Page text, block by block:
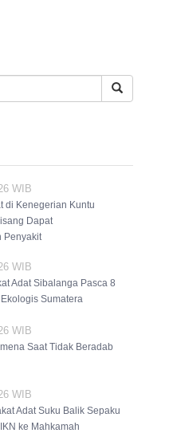
WIB
di Kenegerian Kuntu
Dapat
Penyakit
WIB
Adat Sibalanga Pasca 8
Sumatera
WIB
Saat Tidak Beradab
WIB
Adat Suku Balik Sepaku
ke Mahkamah